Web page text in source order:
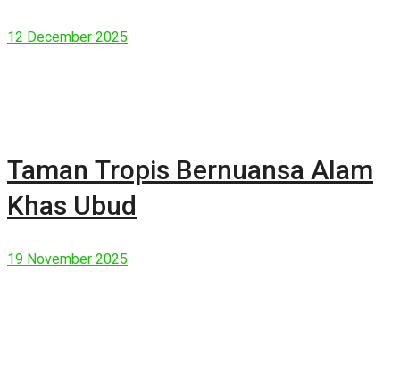
12 December 2025
Taman Tropis Bernuansa Alam
Khas Ubud
19 November 2025